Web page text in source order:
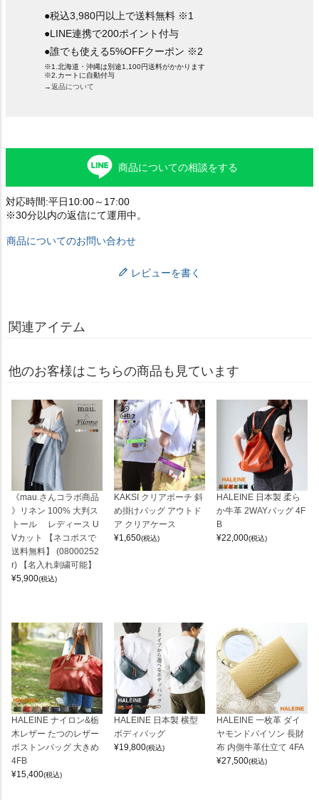
●税込3,980円以上で送料無料 ※1
●LINE連携で200ポイント付与
●誰でも使える5%OFFクーポン ※2
※1.北海道・沖縄は別途1,100円送料がかかります
※2.カートに自動付与
→返品について
商品についての相談をする
対応時間:平日10:00～17:00
※30分以内の返信にて運用中。
商品についてのお問い合わせ
レビューを書く
関連アイテム
他のお客様はこちらの商品も見ています
《mau.さんコラボ商品
》リネン 100% 大判ス
トール レディース U
Vカット 【ネコポスで
送料無料】 (08000252
r) 【名入れ刺繍可能】
¥5,900(税込)
KAKSI クリアポーチ 斜
め掛けバッグ アウトド
ア クリアケース
¥1,650(税込)
HALEINE 日本製 柔ら
か牛革 2WAYバッグ 4F
B
¥22,000(税込)
HALEINE ナイロン&栃
木レザー たつのレザー
ボストンバッグ 大きめ
4FB
¥15,400(税込)
HALEINE 日本製 横型
ボディバッグ
¥19,800(税込)
HALEINE 一枚革 ダイ
ヤモンドパイソン 長財
布 内側牛革仕立て 4FA
¥27,500(税込)